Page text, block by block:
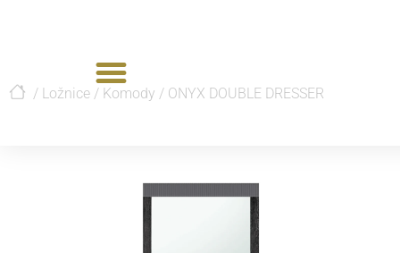
/ Ložnice / Komody / ONYX DOUBLE DRESSER